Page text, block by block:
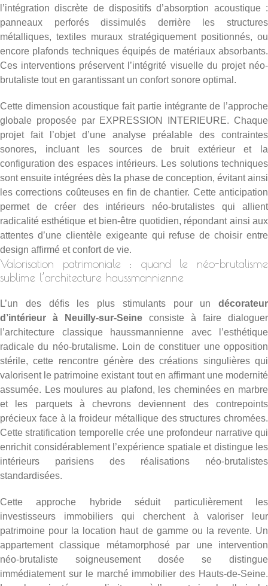
l’intégration discrète de dispositifs d’absorption acoustique :
panneaux perforés dissimulés derrière les structures
métalliques, textiles muraux stratégiquement positionnés, ou
encore plafonds techniques équipés de matériaux absorbants.
Ces interventions préservent l’intégrité visuelle du projet néo-
brutaliste tout en garantissant un confort sonore optimal.
Cette dimension acoustique fait partie intégrante de l’approche
globale proposée par EXPRESSION INTERIEURE. Chaque
projet fait l’objet d’une analyse préalable des contraintes
sonores, incluant les sources de bruit extérieur et la
configuration des espaces intérieurs. Les solutions techniques
sont ensuite intégrées dès la phase de conception, évitant ainsi
les corrections coûteuses en fin de chantier. Cette anticipation
permet de créer des intérieurs néo-brutalistes qui allient
radicalité esthétique et bien-être quotidien, répondant ainsi aux
attentes d’une clientèle exigeante qui refuse de choisir entre
design affirmé et confort de vie.
Valorisation patrimoniale : quand le néo-brutalisme
sublime l’architecture haussmannienne
L’un des défis les plus stimulants pour un décorateur
d’intérieur à Neuilly-sur-Seine consiste à faire dialoguer
l’architecture classique haussmannienne avec l’esthétique
radicale du néo-brutalisme. Loin de constituer une opposition
stérile, cette rencontre génère des créations singulières qui
valorisent le patrimoine existant tout en affirmant une modernité
assumée. Les moulures au plafond, les cheminées en marbre
et les parquets à chevrons deviennent des contrepoints
précieux face à la froideur métallique des structures chromées.
Cette stratification temporelle crée une profondeur narrative qui
enrichit considérablement l’expérience spatiale et distingue les
intérieurs parisiens des réalisations néo-brutalistes
standardisées.
Cette approche hybride séduit particulièrement les
investisseurs immobiliers qui cherchent à valoriser leur
patrimoine pour la location haut de gamme ou la revente. Un
appartement classique métamorphosé par une intervention
néo-brutaliste soigneusement dosée se distingue
immédiatement sur le marché immobilier des Hauts-de-Seine.